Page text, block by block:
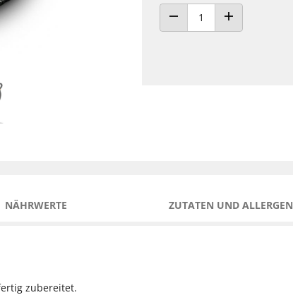
ANZAHL VERRINGERN
ANZAHL
NÄHRWERTE ZUTATEN UND
zubereitet.